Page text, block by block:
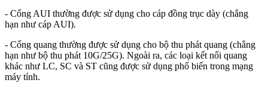
- Cổng AUI thường được sử dụng cho cáp đồng trục dày (chẳng
hạn như cáp AUI).
- Cổng quang thường được sử dụng cho bộ thu phát quang (chẳng
hạn như bộ thu phát 10G/25G). Ngoài ra, các loại kết nối quang
khác như LC, SC và ST cũng được sử dụng phổ biến trong mạng
máy tính.